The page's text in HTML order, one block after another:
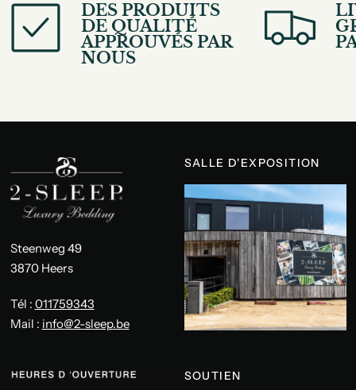
DES PRODUITS
DE QUALITÉ
APPROUVÉS PAR
NOUS
Steenweg 49
3870 Heers
Tél : 011759343
Mail : info@2-sleep.be
SALLE D'EXPOSITION
SOUTIEN